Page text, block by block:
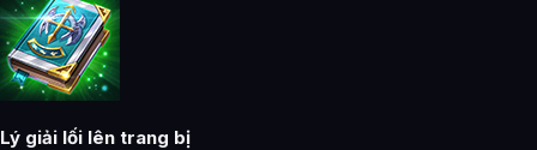
Lý giải lối lên trang bị